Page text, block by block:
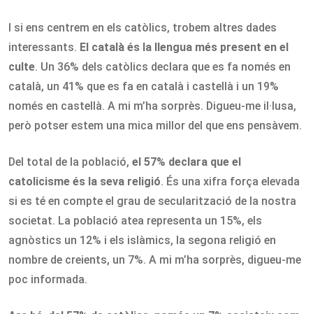
I si ens centrem en els catòlics, trobem altres dades
interessants. El català és la llengua més present en el
culte. Un 36% dels catòlics declara que es fa només en
català, un 41% que es fa en català i castellà i un 19%
només en castellà. A mi m’ha sorprès. Digueu-me il·lusa,
però potser estem una mica millor del que ens pensàvem.
Del total de la població, el 57% declara que el
catolicisme és la seva religió. És una xifra força elevada
si es té en compte el grau de secularització de la nostra
societat. La població atea representa un 15%, els
agnòstics un 12% i els islàmics, la segona religió en
nombre de creients, un 7%. A mi m’ha sorprès, digueu-me
poc informada.